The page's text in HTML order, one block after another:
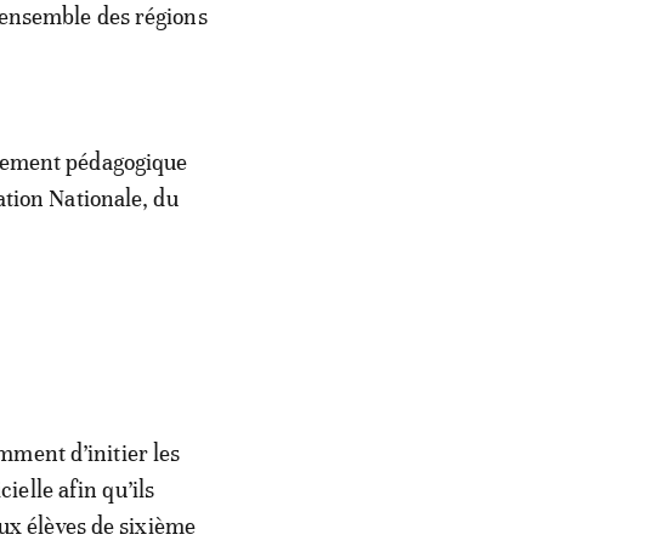
des régions
pédagogique
Nationale, du
d’initier les
afin qu’ils
élèves de sixième